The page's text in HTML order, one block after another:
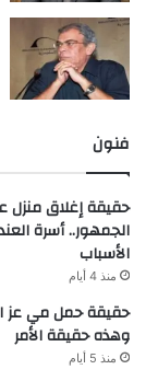
فنون
حقيقة إغلاق منزل
الجمهور.. أسرة
الأسباب
منذ 4 أيام
حقيقة حمل مي عز
وهذه حقيقة الأمر
منذ 5 أيام